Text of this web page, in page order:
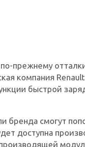
прежнему
компания
быстрой
бренда смогут
доступна
производящей